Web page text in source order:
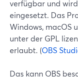
verfügbar und
eingesetzt. Das
Windows, macOS
unter der GPL
erlaubt. (OBS
Das kann OBS